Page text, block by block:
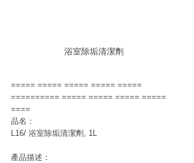
浴室除垢清潔劑
===== ===== ===== ===== =====
========== ===== ===== ===== =====
====
品名：
L16/ 浴室除垢清潔劑, 1L
產品描述：